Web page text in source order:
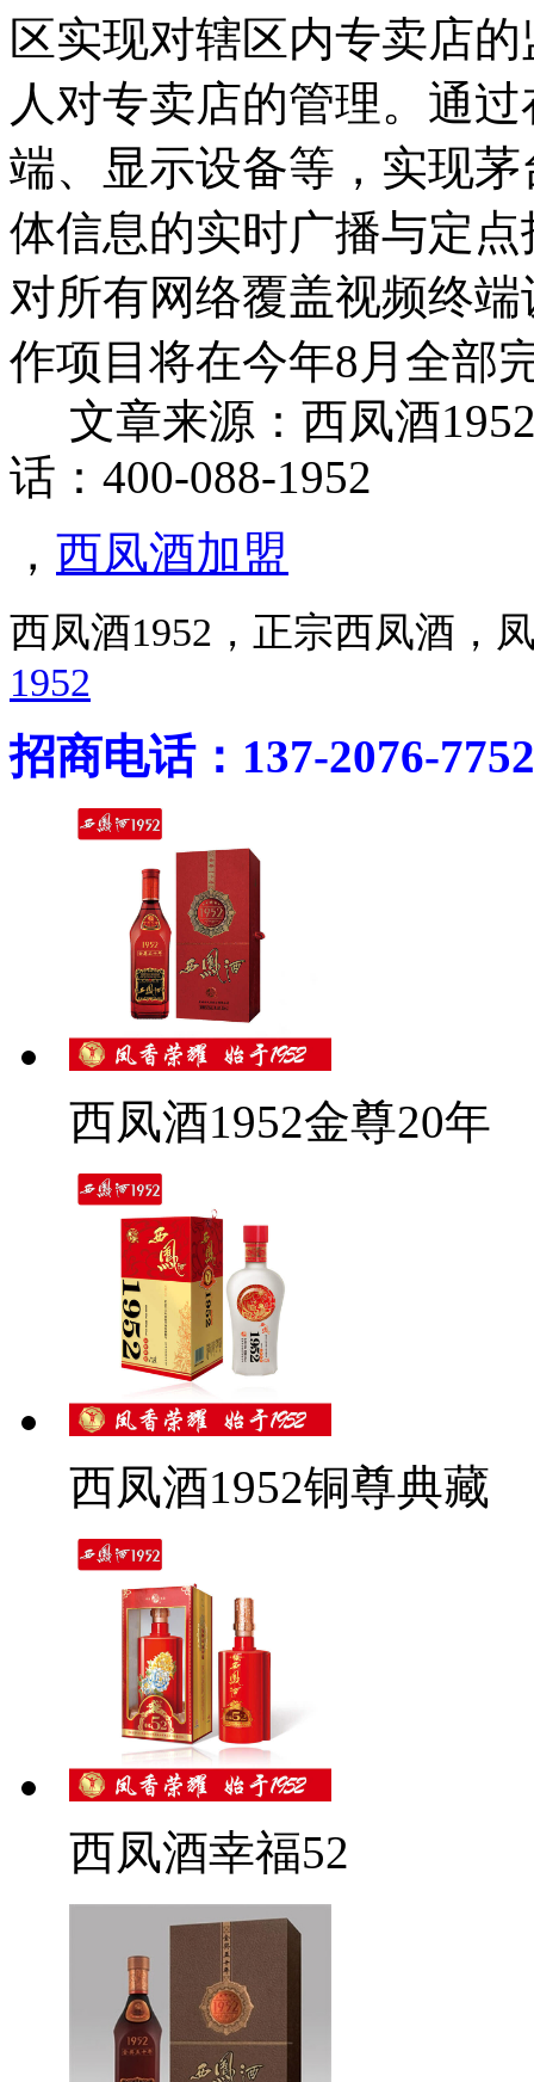
区实现对辖区内专卖店
人对专卖店的管理。通
端、显示设备等，实现
体信息的实时广播与定
对所有网络覆盖视频终
作项目将在今年8月全部
文章来源：西凤酒
话：400-088-1952
， 西凤酒加盟
西凤酒1952，正宗西凤酒
1952
招商电话：137-2076-7752
西凤酒1952金尊20年
西凤酒1952铜尊典藏
西凤酒幸福52